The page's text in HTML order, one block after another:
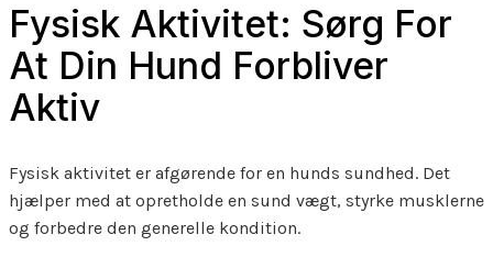
Fysisk Aktivitet: Sørg For
At Din Hund Forbliver
Aktiv
Fysisk aktivitet er afgørende for en hunds sundhed. Det
hjælper med at opretholde en sund vægt, styrke musklerne
og forbedre den generelle kondition.